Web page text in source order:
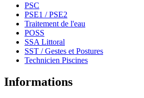
PSC
PSE1 / PSE2
Traitement de l'eau
POSS
SSA Littoral
SST / Gestes et Postures
Technicien Piscines
Informations